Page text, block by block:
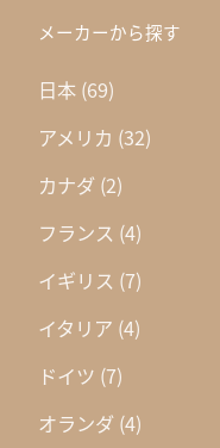
メーカーから探す
日本 (69)
アメリカ (32)
カナダ (2)
フランス (4)
イギリス (7)
イタリア (4)
ドイツ (7)
オランダ (4)